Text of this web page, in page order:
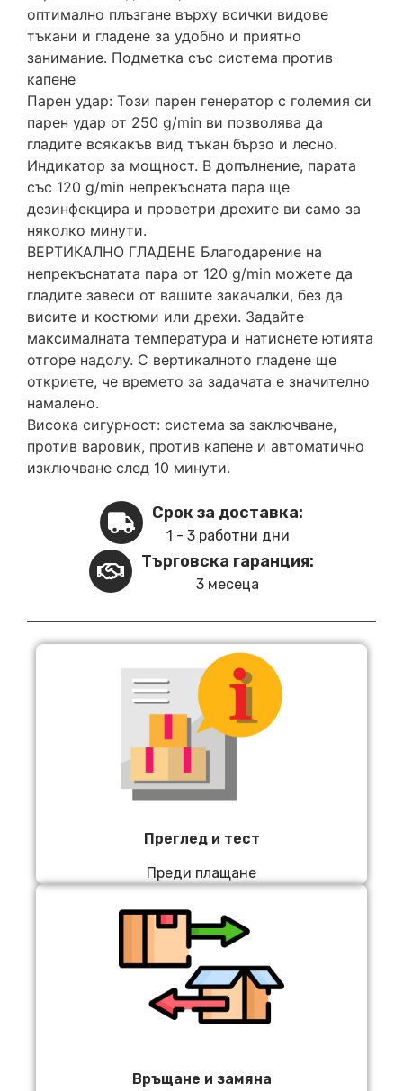
оптимално плъзгане върху всички видове
тъкани и гладене за удобно и приятно
занимание. Подметка със система против
капене
Парен удар: Този парен генератор с големия си
парен удар от 250 g/min ви позволява да
гладите всякакъв вид тъкан бързо и лесно.
Индикатор за мощност. В допълнение, парата
със 120 g/min непрекъсната пара ще
дезинфекцира и проветри дрехите ви само за
няколко минути.
ВЕРТИКАЛНО ГЛАДЕНЕ Благодарение на
непрекъснатата пара от 120 g/min можете да
гладите завеси от вашите закачалки, без да
висите и костюми или дрехи. Задайте
максималната температура и натиснете ютията
отгоре надолу. С вертикалното гладене ще
откриете, че времето за задачата е значително
намалено.
Висока сигурност: система за заключване,
против варовик, против капене и автоматично
изключване след 10 минути.
Срок за доставка:
1 - 3 работни дни
Търговска гаранция:
3 месеца
Преглед и тест
Преди плащане
Връщане и замяна